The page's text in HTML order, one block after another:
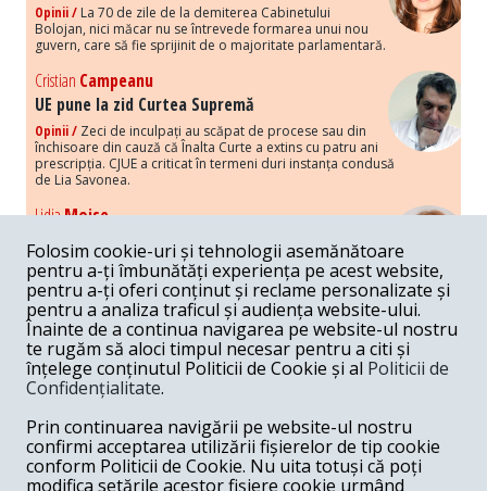
Opinii / La 70 de zile de la demiterea Cabinetului
Bolojan, nici măcar nu se întrevede formarea unui nou
guvern, care să fie sprijinit de o majoritate parlamentară.
Cristian Campeanu
UE pune la zid Curtea Supremă
Opinii / Zeci de inculpați au scăpat de procese sau din
închisoare din cauză că Înalta Curte a extins cu patru ani
prescripția. CJUE a criticat în termeni duri instanța condusă
de Lia Savonea.
LidiaMoise
Costurile economice ale haosului politic
Opinii / Economia nu poate rezista cu retorica falsă a
susținerii intereselor poporului, care, de fapt, ascunde
obsesia menținerii privilegiilor și a averilor unor caste.
Melania Cincea
Noi puseuri de xenofobie din partea românilor
„neaoși”
Periodic, în spațiul public sunt voci care lansează
mesaje xenofobe la adresa câte unui politician care deranjează un
anumit grup politico-mediatic, într-un anumit moment.
ArmandGosu
Folosim cookie-uri și tehnologii asemănătoare
pentru a-ți îmbunătăți experiența pe acest website,
pentru a-ți oferi conținut și reclame personalizate și
pentru a analiza traficul și audiența website-ului.
Înainte de a continua navigarea pe website-ul nostru
te rugăm să aloci timpul necesar pentru a citi și
înțelege conținutul Politicii de Cookie și al Politicii de
Confidențialitate.
Prin continuarea navigării pe website-ul nostru
confirmi acceptarea utilizării fișierelor de tip cookie
conform Politicii de Cookie. Nu uita totuși că poți
modifica setările acestor fișiere cookie urmând